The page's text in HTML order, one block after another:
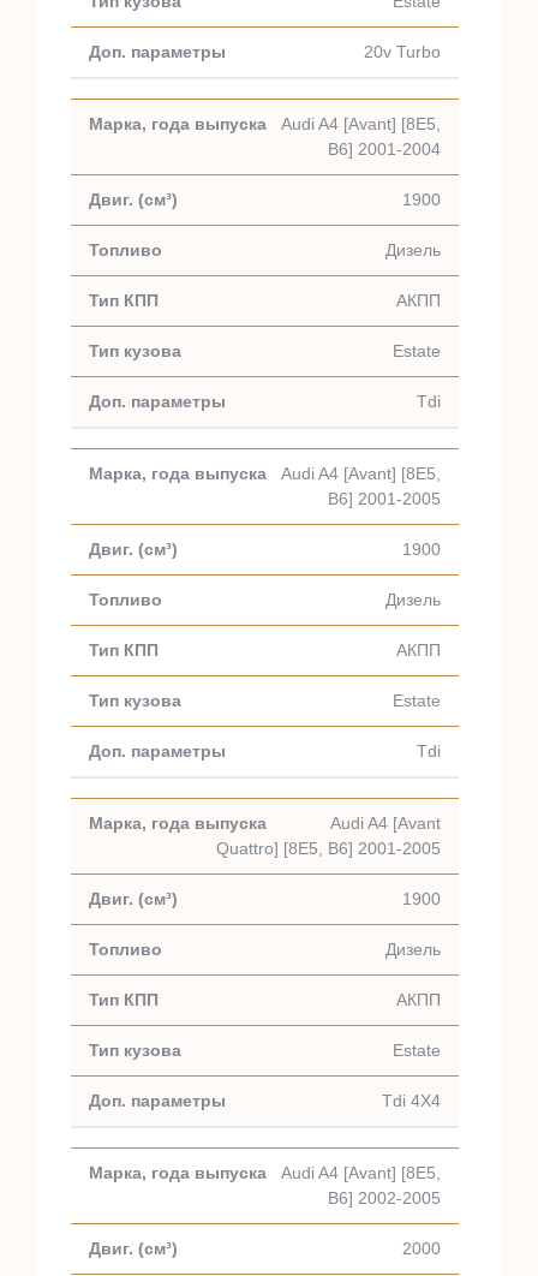
20v Turbo
Audi A4 [Avant] [8E5,
B6] 2001-2004
1900
Дизель
АКПП
Estate
Tdi
Audi A4 [Avant] [8E5,
B6] 2001-2005
1900
Дизель
АКПП
Estate
Tdi
Audi A4 [Avant
Quattro] [8E5, B6] 2001-2005
1900
Дизель
АКПП
Estate
Tdi 4X4
Audi A4 [Avant] [8E5,
B6] 2002-2005
2000